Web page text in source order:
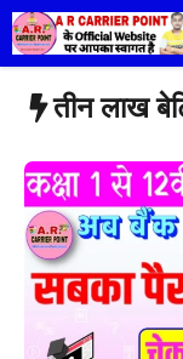
Skip
to
content
तीन लाख